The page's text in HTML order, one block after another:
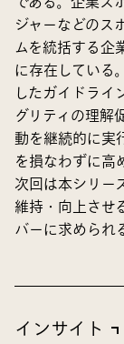
ジャーなどのス
ムを統括する企
に存在している
したガイドライ
グリティの理解
動を継続的に実
を損なわずに高
次回は本シリー
維持・向上させ
バーに求められ
インサイト